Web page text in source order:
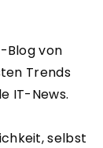
Blog von
Trends
IT-News.
selbst